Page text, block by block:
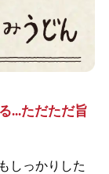
...ただただ旨
しっかりした